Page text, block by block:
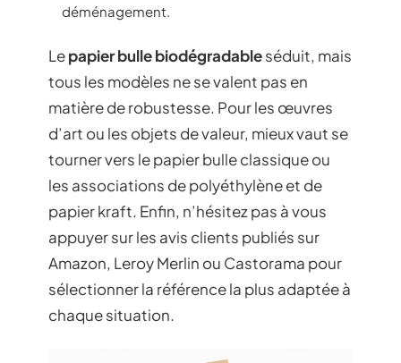
déménagement.
Lepapier bulle biodégradableséduit, mais
tous les modèles ne se valent pas en
matière de robustesse. Pour les œuvres
d’art ou les objets de valeur, mieux vaut se
tourner vers le papier bulle classique ou
les associations de polyéthylène et de
papier kraft. Enfin, n’hésitez pas à vous
appuyer sur les avis clients publiés sur
Amazon, Leroy Merlin ou Castorama pour
sélectionner la référence la plus adaptée à
chaque situation.